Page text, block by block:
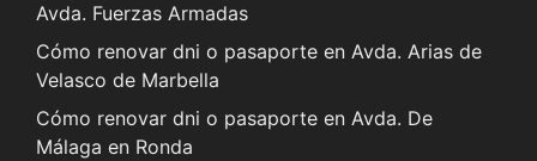
Avda. Fuerzas Armadas
Cómo renovar dni o pasaporte en Avda. Arias de
Velasco de Marbella
Cómo renovar dni o pasaporte en Avda. De
Málaga en Ronda